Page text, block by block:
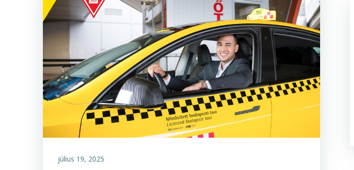
július 19, 2025